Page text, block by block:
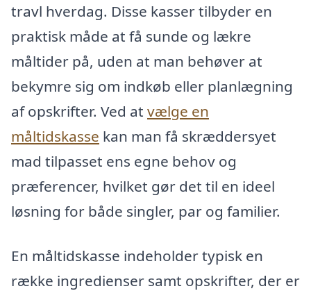
travl hverdag. Disse kasser tilbyder en
praktisk måde at få sunde og lækre
måltider på, uden at man behøver at
bekymre sig om indkøb eller planlægning
af opskrifter. Ved at vælge en
måltidskasse kan man få skræddersyet
mad tilpasset ens egne behov og
præferencer, hvilket gør det til en ideel
løsning for både singler, par og familier.
En måltidskasse indeholder typisk en
række ingredienser samt opskrifter, der er